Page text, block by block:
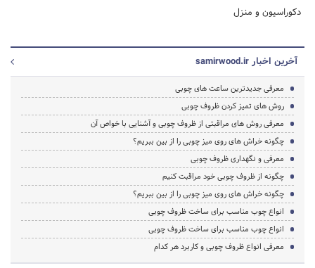
دکوراسیون و منزل
آخرین اخبار samirwood.ir
معرفی جدیدترین ساعت های چوبی
روش های تمیز کردن ظروف چوبی
معرفی روش های مراقبتی از ظروف چوبی و آشنایی با خواص آن
چگونه خراش های روی میز چوبی را از بین ببریم؟
معرفی و نگهداری ظروف چوبی
چگونه از ظروف چوبی خود مراقبت کنیم
چگونه خراش های روی میز چوبی را از بین ببریم؟
انواع چوب مناسب برای ساخت ظروف چوبی
انواع چوب مناسب برای ساخت ظروف چوبی
معرفی انواع ظروف چوبی و کاربرد هر کدام